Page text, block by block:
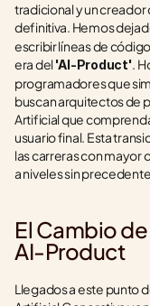
tradicional y un
definitiva. Hemos
escribir líneas de
era del 'AI-Product'.
programadores que
buscan arquitectos de
Artificial que
usuario final. Esta
las carreras con mayor
a niveles sin
El Cambio
AI-Product
Llegados a este punto